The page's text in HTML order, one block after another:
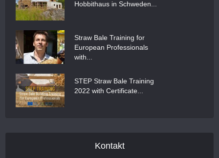
Hobbithaus in Schweden...
Straw Bale Training for
European Professionals
with...
STEP Straw Bale Training
2022 with Certificate...
Kontakt